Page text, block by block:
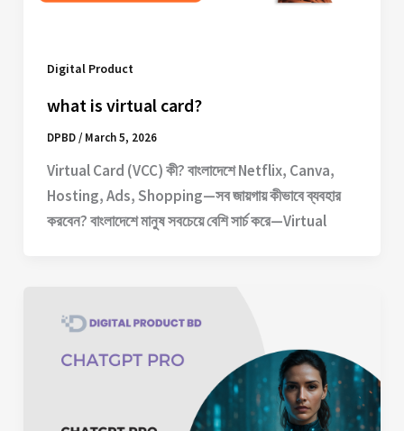
Digital Product
what is virtual card?
DPBD/ March 5, 2026
Virtual Card (VCC) কী? বাংলাদেশে Netflix, Canva,
Hosting, Ads, Shopping—সব জায়গায় কীভাবে ব্যবহার
করবেন? বাংলাদেশে মানুষ সবচেয়ে বেশি সার্চ করে—Virtual